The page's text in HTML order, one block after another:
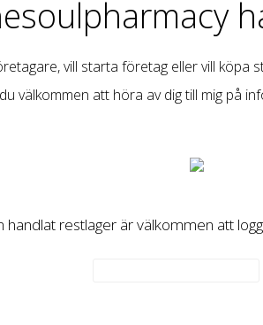
vill starta företag eller vill köpa
välkommen att höra av dig till mig på
handlat restlager är välkommen att